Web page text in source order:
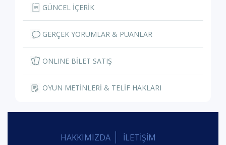
GÜNCEL İÇERİK
GERÇEK YORUMLAR & PUANLAR
ONLINE BİLET SATIŞ
OYUN METİNLERİ & TELİF HAKLARI
HAKKIMIZDA İLETİŞİM